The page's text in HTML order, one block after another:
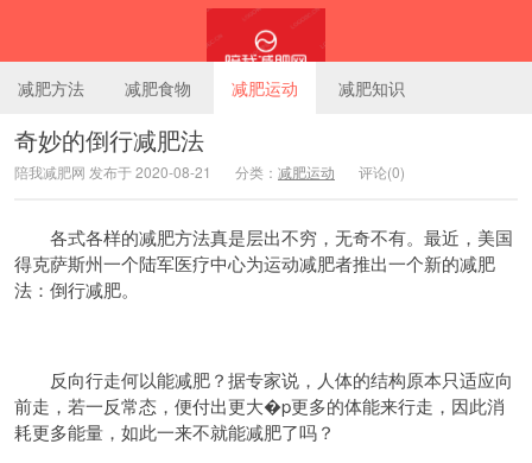
陪我减肥网
减肥方法 减肥食物 减肥运动 减肥知识
奇妙的倒行减肥法
陪我减肥网 发布于 2020-08-21 分类： 减肥运动 评论(0)
各式各样的减肥方法真是层出不穷，无奇不有。最近，美国
得克萨斯州一个陆军医疗中心为运动减肥者推出一个新的减肥
法：倒行减肥。
反向行走何以能减肥？据专家说，人体的结构原本只适应向
前走，若一反常态，便付出更大�p更多的体能来行走，因此消
耗更多能量，如此一来不就能减肥了吗？